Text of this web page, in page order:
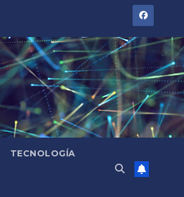
TECNOLOGÍA